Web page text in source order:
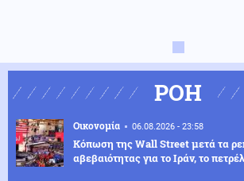
ΡΟΗ
Οικονομία 06.08.2026 - 23:58
Κόπωση της Wall Street μετά τα
αβεβαιότητας για το Ιράν, το